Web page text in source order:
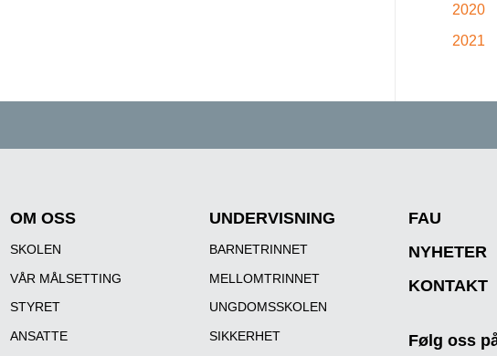
2020
2021
OM OSS
SKOLEN
VÅR MÅLSETTING
STYRET
ANSATTE
UNDERVISNING
BARNETRINNET
MELLOMTRINNET
UNGDOMSSKOLEN
SIKKERHET
FAU
NYHETER
KONTAKT
Følg oss